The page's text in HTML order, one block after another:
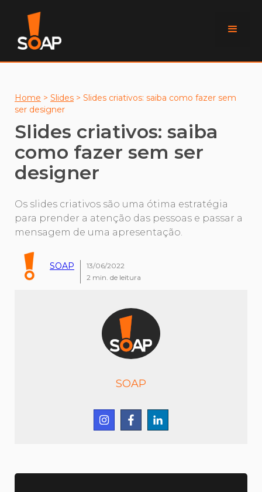
Home > Slides > Slides criativos: saiba como fazer sem
ser designer
Slides criativos: saiba
como fazer sem ser
designer
Os slides criativos são uma ótima estratégia
para prender a atenção das pessoas e passar a
mensagem de uma apresentação.
SOAP
13/06/2022
2 min. de leitura
SOAP